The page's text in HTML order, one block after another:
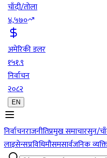
चाँदी/तोला
४,५७०
अमेरिकी डलर
१५१.९
निर्वाचन
२०८२
EN
निर्वाचनराजनीतिप्रमुख समाचारसुन/
लाइसेन्सप्रविधिमौसमसार्वजनिक